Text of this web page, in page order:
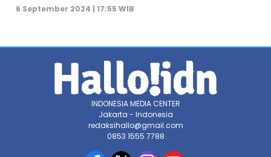
6 September 2024 | 17:55 WIB
INDONESIA MEDIA CENTER
Jakarta - Indonesia
redaksihallo@gmail.com
0853 1555 7788